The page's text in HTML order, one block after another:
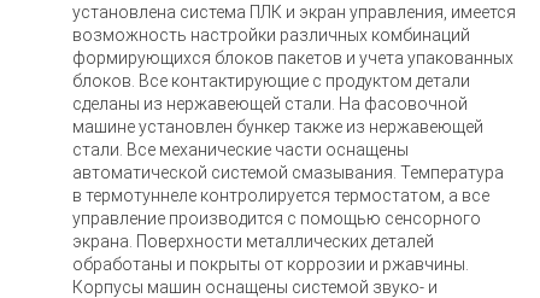
установлена система ПЛК и экран управления, имеется
возможность настройки различных комбинаций
формирующихся блоков пакетов и учета упакованных
блоков. Все контактирующие с продуктом детали
сделаны из нержавеющей стали. На фасовочной
машине установлен бункер также из нержавеющей
стали. Все механические части оснащены
автоматической системой смазывания. Температура
в термотуннеле контролируется термостатом, а все
управление производится с помощью сенсорного
экрана. Поверхности металлических деталей
обработаны и покрыты от коррозии и ржавчины.
Корпусы машин оснащены системой звуко- и